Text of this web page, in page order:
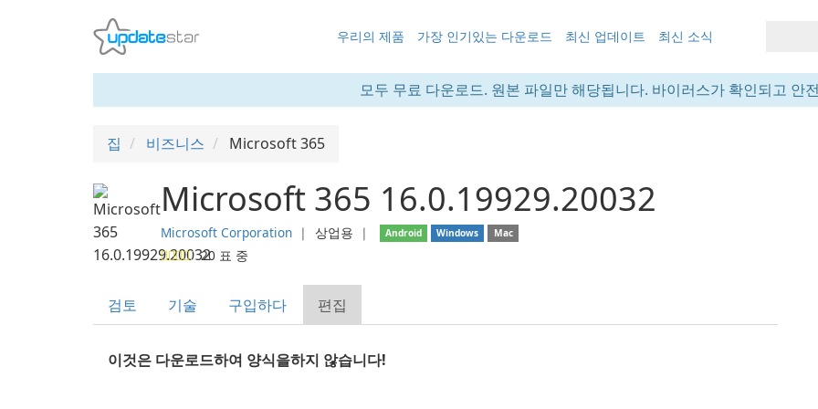
우리의 제품 가장 인기있는 다운로드 최신 업데이트 최신 소식
모두 무료 다운로드. 원본 파일만 해당됩니다. 바이러스가 확인되고 안
집 비즈니스 Microsoft 365
Microsoft 365 16.0.19929.20032
Microsoft Corporation ❘ 상업용 ❘ Android Windows Mac
20 표 중
검토 기술 구입하다 편집
이것은 다운로드하여 양식을하지 않습니다!